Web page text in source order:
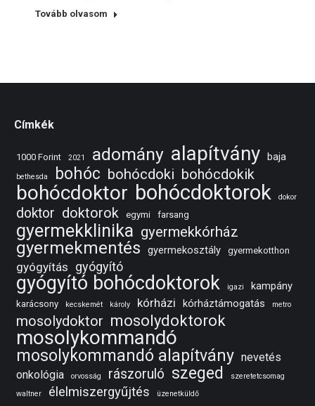
Tovább olvasom
Címkék
1000 Forint 2021 adomány alapítvány baja
bethesda bohóc bohócdoki bohócdokik
bohócdoktor bohócdoktorok dokor
doktor doktorok egymi farsang
gyermekklinika gyermekkórház
gyermekmentés gyermekosztály gyermekotthon
gyógyítás gyógyító
gyógyító bohócdoktorok igazi kampány
karácsony kecskemét károly kórházi kórháztámogatás metro
mosolydoktor mosolydoktorok
mosolykommandó
mosolykommandó alapítvány nevetés
onkológia
orvosság rászoruló szeged
szeretetcsomag
waltner
élelmiszergyűjtés üzenetküldő